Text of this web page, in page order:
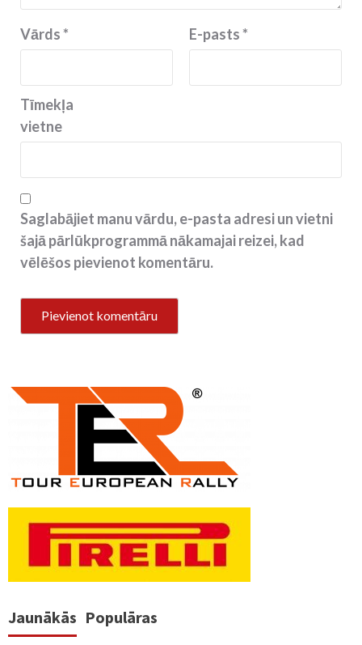
Vārds* E-pasts*
Tīmekļa
vietne
Saglabājiet manu vārdu, e-pasta adresi un vietni
šajā pārlūkprogrammā nākamajai reizei, kad
vēlēšos pievienot komentāru.
Jaunākās Populāras